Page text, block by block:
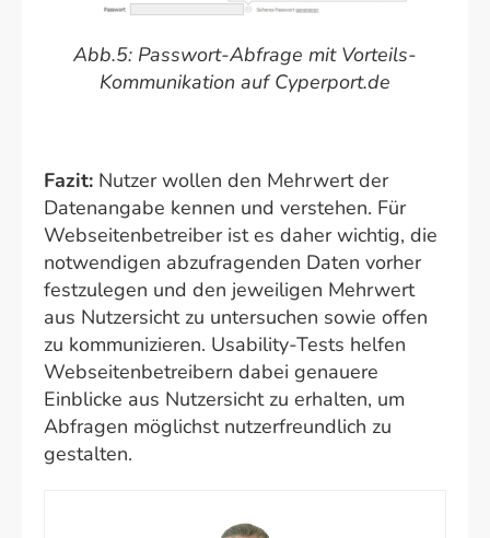
Abb.5: Passwort-Abfrage mit Vorteils-
Kommunikation auf Cyperport.de
Fazit: Nutzer wollen den Mehrwert der
Datenangabe kennen und verstehen. Für
Webseitenbetreiber ist es daher wichtig, die
notwendigen abzufragenden Daten vorher
festzulegen und den jeweiligen Mehrwert
aus Nutzersicht zu untersuchen sowie offen
zu kommunizieren. Usability-Tests helfen
Webseitenbetreibern dabei genauere
Einblicke aus Nutzersicht zu erhalten, um
Abfragen möglichst nutzerfreundlich zu
gestalten.